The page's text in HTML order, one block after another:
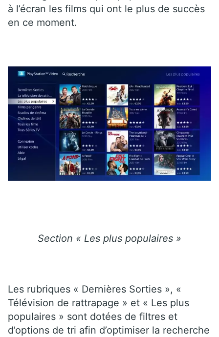
à l’écran les films qui ont le plus de succès
en ce moment.
Section « Les plus populaires »
Les rubriques « Dernières Sorties », «
Télévision de rattrapage » et « Les plus
populaires » sont dotées de filtres et
d’options de tri afin d’optimiser la recherche